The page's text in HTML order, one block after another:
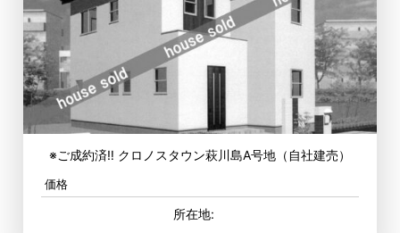
※ご成約済‼ クロノスタウン萩川島A号地（自社建売）
価格
所在地: